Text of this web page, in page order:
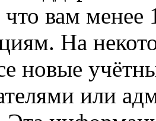
что вам
На
новые
или